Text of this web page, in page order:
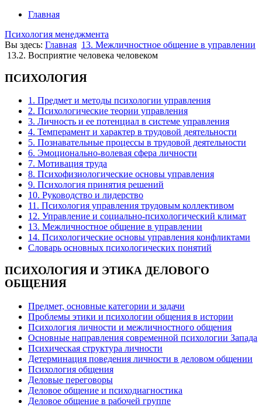
Главная
Психология менеджмента
Вы здесь: Главная 13. Межличностное общение в управлении
13.2. Восприятие человека человеком
ПСИХОЛОГИЯ
1. Предмет и методы психологии управления
2. Психологические теории управления
3. Личность и ее потенциал в системе управления
4. Темперамент и характер в трудовой деятельности
5. Познавательные процессы в трудовой деятельности
6. Эмоционально-волевая сфера личности
7. Мотивация труда
8. Психофизиологические основы управления
9. Психология принятия решений
10. Руководство и лидерство
11. Психология управления трудовым коллективом
12. Управление и социально-психологический климат
13. Межличностное общение в управлении
14. Психологические основы управления конфликтами
Словарь основных психологических понятий
ПСИХОЛОГИЯ И ЭТИКА ДЕЛОВОГО
ОБЩЕНИЯ
Предмет, основные категории и задачи
Проблемы этики и психологии общения в истории
Психология личности и межличностного общения
Основные направления современной психологии Запада
Психическая структура личности
Детерминация поведения личности в деловом общении
Психология общения
Деловые переговоры
Деловое общение и психодиагностика
Деловое общение в рабочей группе